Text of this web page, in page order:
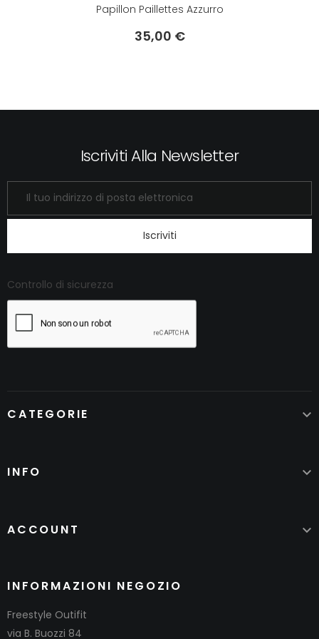
Papillon Paillettes Azzurro
Prezzo
35,00 €
Iscriviti Alla Newsletter
Iscriviti
Controllo di sicurezza
CATEGORIE 
INFO 
ACCOUNT 
INFORMAZIONI NEGOZIO
Freestyle Outifit
via B. Buozzi 84